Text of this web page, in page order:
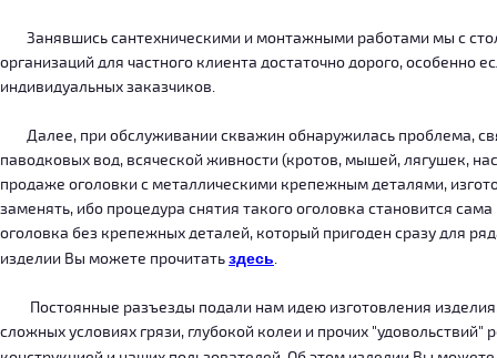
Занявшись сантехническими и монтажными работами мы с
организаций для частного клиента достаточно дорого, особенно
индивидуальных заказчиков.
Далее, при обслуживании скважин обнаружилась проблема,
паводковых вод, всяческой живности (кротов, мышей, лягушек,
продаже оголовки с металлическими крепежным деталями,
заменять, ибо процедура снятия такого оголовка становится
оголовка без крепежных деталей, который пригоден сразу для
изделии Вы можете прочитатьздесь.
Постоянные разъезды подали нам идею изготовления
сложных условиях грязи, глубокой колеи и прочих